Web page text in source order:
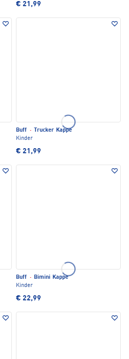
€ 21,99
Buff ·
Trucker Kappe
Kinder
€ 21,99
Buff · Bimini Kappe
Kinder
€ 22,99